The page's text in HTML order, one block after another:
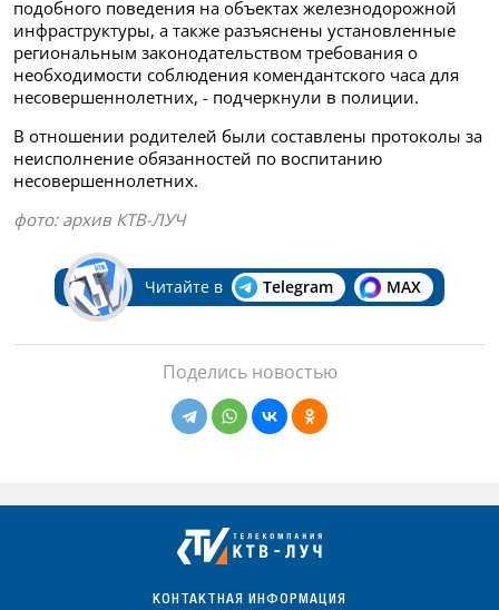
подобного поведения на объектах железнодорожной
инфраструктуры, а также разъяснены установленные
региональным законодательством требования о
необходимости соблюдения комендантского часа для
несовершеннолетних, - подчеркнули в полиции.
В отношении родителей были составлены протоколы за
неисполнение обязанностей по воспитанию
несовершеннолетних.
фото: архив КТВ-ЛУЧ
Читайте в Telegram MAX
Поделись новостью
КОНТАКТНАЯ ИНФОРМАЦИЯ